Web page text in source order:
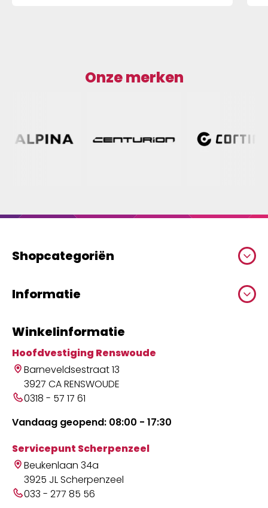
Onze merken
Shopcategoriën
Informatie
Winkelinformatie
Hoofdvestiging Renswoude
Barneveldsestraat 13
3927 CA RENSWOUDE
0318 - 57 17 61
Vandaag geopend: 08:00 - 17:30
Servicepunt Scherpenzeel
Beukenlaan 34a
3925 JL Scherpenzeel
033 - 277 85 56